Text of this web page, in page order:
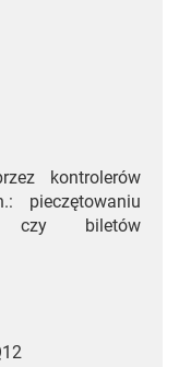
kontrolerów
czy biletów